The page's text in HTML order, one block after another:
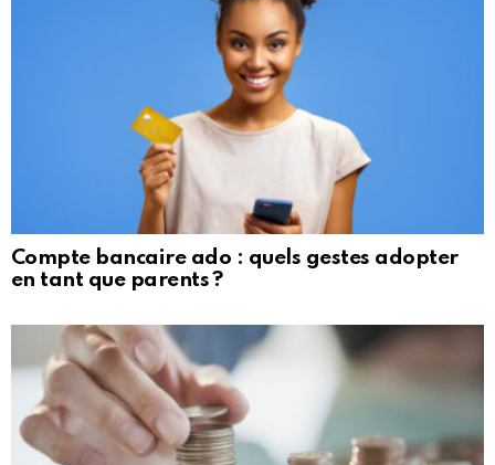
Compte bancaire ado : quels gestes adopter
en tant que parents ?